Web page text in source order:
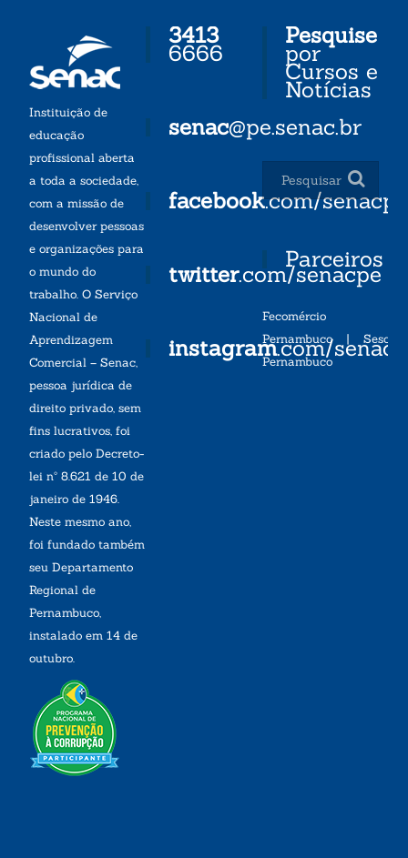
Instituição de
educação
profissional aberta
a toda a sociedade,
com a missão de
desenvolver pessoas
e organizações para
o mundo do
trabalho. O Serviço
Nacional de
Aprendizagem
Comercial – Senac,
pessoa jurídica de
direito privado, sem
fins lucrativos, foi
criado pelo Decreto-
lei nº 8.621 de 10 de
janeiro de 1946.
Neste mesmo ano,
foi fundado também
seu Departamento
Regional de
Pernambuco,
instalado em 14 de
outubro.
3413
6666
senac@pe.senac.br
facebook.com/senacpe
twitter.com/senacpe
instagram.com/
Pesquise
por
Cursos e
Notícias
Parceiros
Fecomércio
Pernambuco| Sesc
Pernambuco